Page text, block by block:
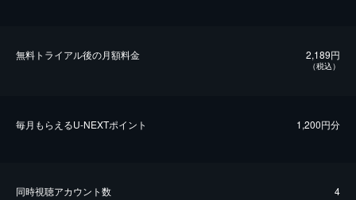
無料トライアル後の⽉額料金 2,189円
（税込）
毎⽉もらえるU-NEXTポイント 1,200円分
同時視聴アカウント数 4